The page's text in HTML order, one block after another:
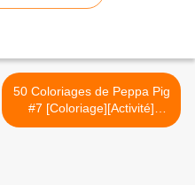
50 Coloriages de Peppa Pig
#7 [Coloriage][Activité]
[PeppaPig][MS][GS][CP] >